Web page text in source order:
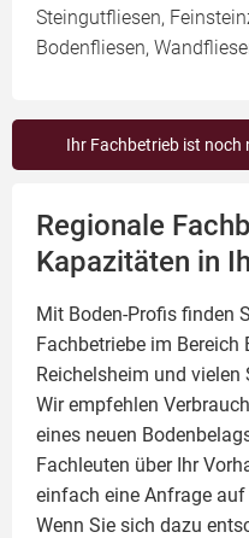
Steingutfliesen,
Bodenfliesen,
Ihr Fachbetrieb ist
Regionale
Kapazitäten in
Mit Boden-Profis finden
Fachbetriebe im Bereich
Reichelsheim und
Wir empfehlen
eines neuen
Fachleuten über Ihr
einfach eine Anfrage auf
Wenn Sie sich dazu